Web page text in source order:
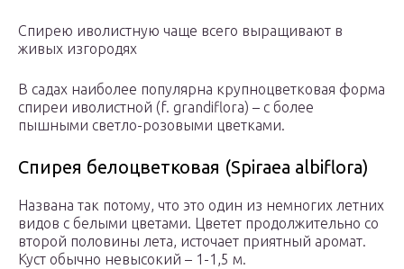
Спирею иволистную чаще всего выращивают в
живых изгородях
В садах наиболее популярна крупноцветковая форма
спиреи иволистной (f. grandiflora) – с более
пышными светло-розовыми цветками.
Спирея белоцветковая (Spiraea albiflora)
Названа так потому, что это один из немногих летних
видов с белыми цветами. Цветет продолжительно со
второй половины лета, источает приятный аромат.
Куст обычно невысокий – 1-1,5 м.